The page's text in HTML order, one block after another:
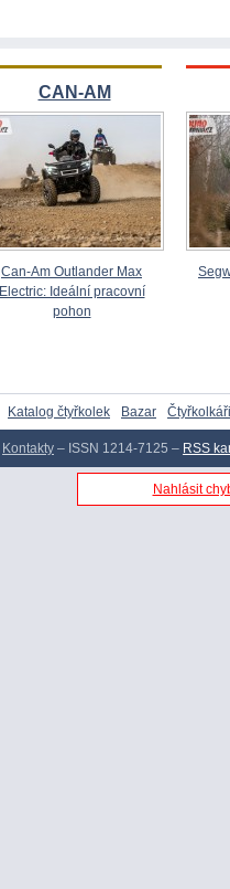
CAN-AM
Can-Am Outlander Max
Electric: Ideální pracovní
pohon
Katalog čtyřkolek Bazar Čtyřkolkáři
Kontakty – ISSN 1214-7125 – RSS
Nahlásit